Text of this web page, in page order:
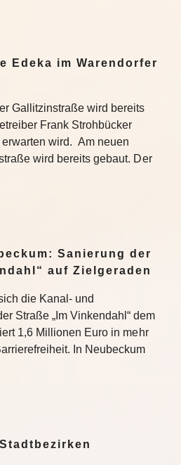
Edeka im Warendorfer
Gallitzinstraße wird bereits
Frank Strohbücker
wird. Am neuen
wird bereits gebaut. Der
Sanierung der
auf Zielgeraden
die Kanal- und
Straße „Im Vinkendahl“ dem
1,6 Millionen Euro in mehr
In Neubeckum